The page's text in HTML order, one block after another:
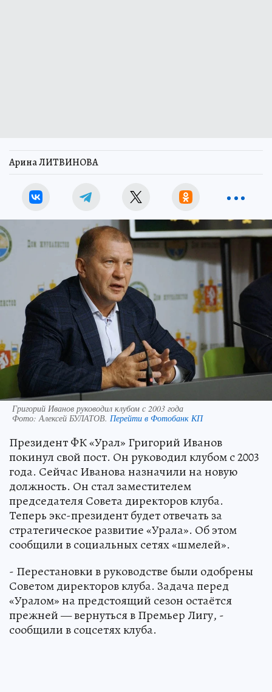
Арина ЛИТВИНОВА
Григорий Иванов руководил клубом с 2003 года
Фото:Алексей БУЛАТОВ. Перейти в Фотобанк КП
Президент ФК «Урал» Григорий Иванов
покинул свой пост. Он руководил клубом с 2003
года. Сейчас Иванова назначили на новую
должность. Он стал заместителем
председателя Совета директоров клуба.
Теперь экс-президент будет отвечать за
стратегическое развитие «Урала». Об этом
сообщили в социальных сетях «шмелей».
- Перестановки в руководстве были одобрены
Советом директоров клуба. Задача перед
«Уралом» на предстоящий сезон остаётся
прежней — вернуться в Премьер Лигу, -
сообщили в соцсетях клуба.